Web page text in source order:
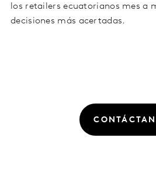
los retailers ecuatorianos mes a
decisiones más acertadas.